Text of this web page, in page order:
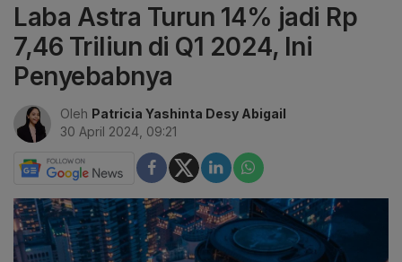
Laba Astra Turun 14% jadi Rp
7,46 Triliun di Q1 2024, Ini
Penyebabnya
Oleh Patricia Yashinta Desy Abigail
30 April 2024, 09:21